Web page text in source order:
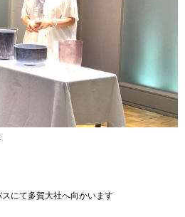
にて多賀大社へ向かいます